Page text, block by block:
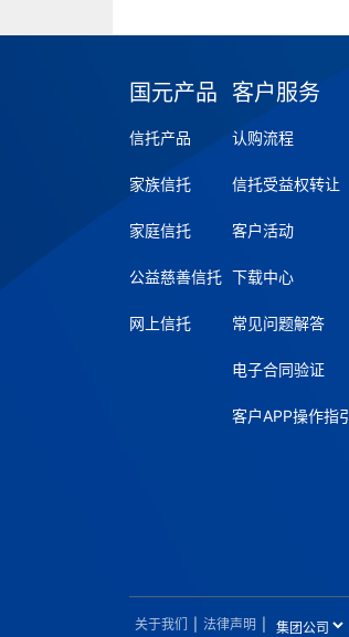
国元产品
信托产品
家族信托
家庭信托
公益慈善信托
网上信托
客户服务
认购流程
信托受益权转让
客户活动
下载中心
常见问题解答
电子合同验证
客户APP操作指引
关于我们 法律声明